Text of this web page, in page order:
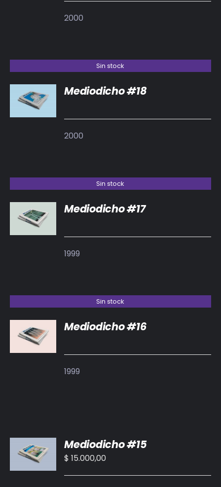
2000
Sin stock
DETALLES
Mediodicho #18
2000
Sin stock
DETALLES
Mediodicho #17
1999
Sin stock
DETALLES
Mediodicho #16
1999
AL
CARRITO
/
Mediodicho #15
$ 15.000,00